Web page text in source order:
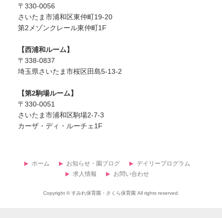
〒330-0056
さいたま市浦和区東仲町19-20
第2メゾンクレール東仲町1F
【西浦和ルーム】
〒338-0837
埼玉県さいたま市桜区田島5-13-2
【第2駒場ルーム】
〒330-0051
さいたま市浦和区駒場2-7-3
カーザ・ディ・ルーチェ1F
ホーム お知らせ・園ブログ
デイリープログラム
求人情報
お問い合わせ
Copyright ©すみれ保育園・さくら保育園 All rights reserved.